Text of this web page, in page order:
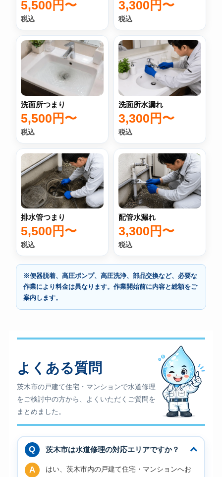
5,500円〜
税込
3,300円〜
税込
洗面所つまり
5,500円〜
税込
洗面所水漏れ
3,300円〜
税込
排水管つまり
5,500円〜
税込
配管水漏れ
3,300円〜
税込
※便器脱着、高圧ポンプ、高圧洗浄、部品交換など、必要な
作業により料金は異なります。作業開始前に内容と総額をご
案内します。
よくある質問
茨木市の戸建て住宅・マンションで水道修理
をご検討中の方から、よくいただくご質問を
まとめました。
茨木市は水道修理の対応エリアですか？
はい、茨木市内の戸建て住宅・マンションへお